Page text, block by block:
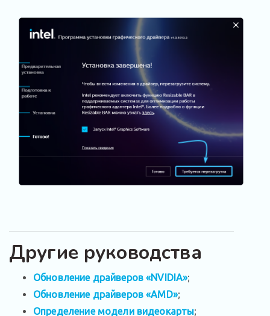
Другие руководства
Обновление драйверов «NVIDIA»;
Обновление драйверов «AMD»;
Определение модели видеокарты;